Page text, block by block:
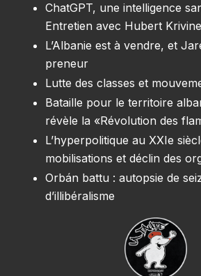
ChatGPT, une intelligence
Entretien avec Hubert Krivine
L’Albanie est à vendre, et
preneur
Lutte des classes et
Bataille pour le territoire
révèle la «Révolution des
L’hyperpolitique au XXIe
mobilisations et déclin des
Orbán battu : autopsie de
d’illibéralisme